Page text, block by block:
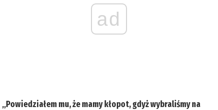
ad
„Powiedziałem mu, że mamy kłopot, gdyż wybraliśmy na